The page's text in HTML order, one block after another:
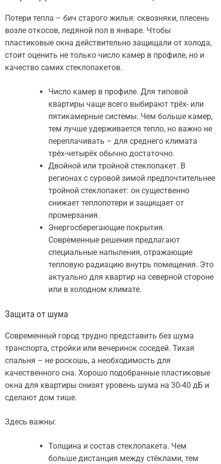
Потери тепла – бич старого жилья: сквозняки, плесень
возле откосов, ледяной пол в январе. Чтобы
пластиковые окна действительно защищали от холода,
стоит оценить не только число камер в профиле, но и
качество самих стеклопакетов.
Число камер в профиле. Для типовой
квартиры чаще всего выбирают трёх- или
пятикамерные системы. Чем больше камер,
тем лучше удерживается тепло, но важно не
переплачивать – для среднего климата
трёх-четырёх обычно достаточно.
Двойной или тройной стеклопакет. В
регионах с суровой зимой предпочтительнее
тройной стеклопакет: он существенно
снижает теплопотери и защищает от
промерзания.
Энергосберегающие покрытия.
Современные решения предлагают
специальные напыления, отражающие
тепловую радиацию внутрь помещения. Это
актуально для квартир на северной стороне
или в холодном климате.
Защита от шума
Современный город трудно представить без шума
транспорта, стройки или вечеринок соседей. Тихая
спальня – не роскошь, а необходимость для
качественного сна. Хорошо подобранные пластиковые
окна для квартиры снизят уровень шума на 30-40 дБ и
сделают дом тише.
Здесь важны:
Толщина и состав стеклопакета. Чем
больше дистанция между стёклами, тем